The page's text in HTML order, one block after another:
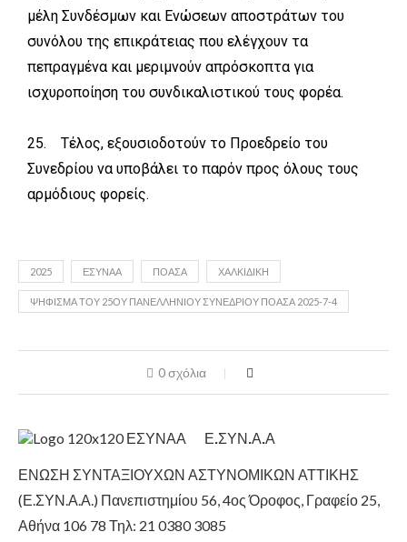
μέλη Συνδέσμων και Ενώσεων αποστράτων του
συνόλου της επικράτειας που ελέγχουν τα
πεπραγμένα και μεριμνούν απρόσκοπτα για
ισχυροποίηση του συνδικαλιστικού τους φορέα.
25. Τέλος, εξουσιοδοτούν το Προεδρείο του
Συνεδρίου να υποβάλει το παρόν προς όλους τους
αρμόδιους φορείς.
2025 ΕΣΥΝΑΑ ΠΟΑΣΑ ΧΑΛΚΙΔΙΚΗ
ΨΗΦΙΣΜΑ ΤΟΥ 25ΟΥ ΠΑΝΕΛΛΗΝΙΟΥ ΣΥΝΕΔΡΙΟΥ ΠΟΑΣΑ 2025-7-4
0 σχόλια
Ε.ΣΥΝ.Α.Α
ΕΝΩΣΗ ΣΥΝΤΑΞΙΟΥΧΩΝ ΑΣΤΥΝΟΜΙΚΩΝ ΑΤΤΙΚΗΣ
(Ε.ΣΥΝ.Α.Α.) Πανεπιστημίου 56, 4ος Όροφος, Γραφείο 25,
Αθήνα 106 78 Τηλ: 21 0380 3085